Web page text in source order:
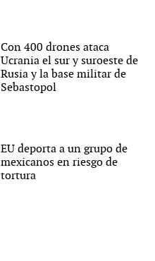
Con 400 drones ataca
Ucrania el sur y suroeste de
Rusia y la base militar de
Sebastopol
EU deporta a un grupo de
mexicanos en riesgo de
tortura